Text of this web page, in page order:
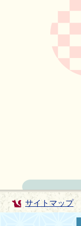
サイトマップ